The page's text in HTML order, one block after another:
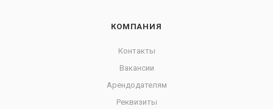
КОМПАНИЯ
Контакты
Вакансии
Арендодателям
Реквизиты